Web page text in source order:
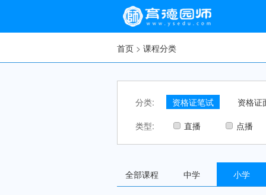
首页> 课程分类
分类: 资格证笔试
资格证
类型:
直播 点播
全部课程 中学 小学